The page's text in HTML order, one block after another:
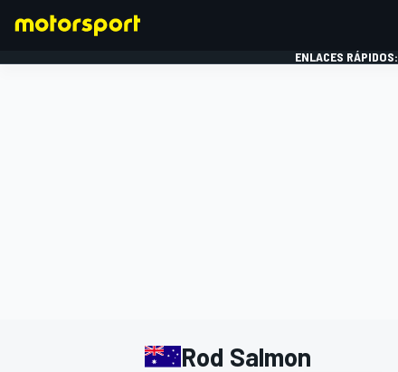
ENLACES RÁPIDOS:
Rod Salmon